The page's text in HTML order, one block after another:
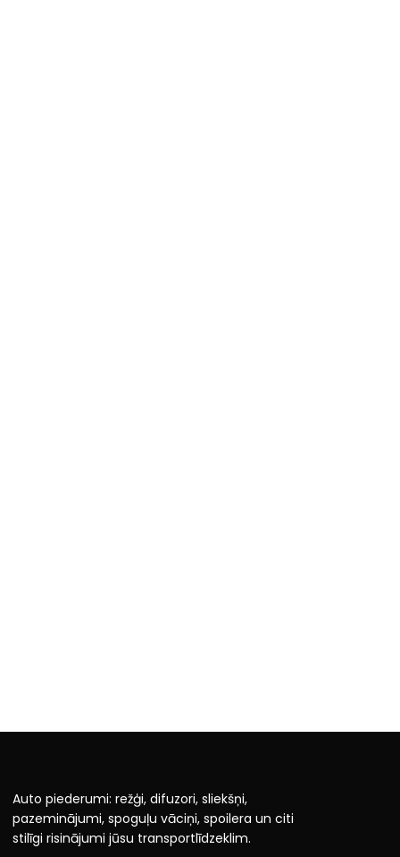
Auto piederumi: režģi, difuzori, sliekšņi,
pazeminājumi, spoguļu vāciņi, spoilera un citi
stilīgi risinājumi jūsu transportlīdzeklim.